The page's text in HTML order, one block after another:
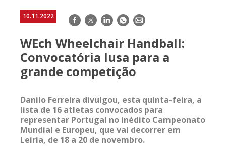
10.11.2022 Facebook
TwitterLinkedInWhatsApp
E-
WEch Wheelchair Handball:
Convocatória lusa para a
grande competição
Danilo Ferreira divulgou, esta quinta-feira, a
lista de 16 atletas convocados para
representar Portugal no inédito Campeonato
Mundial e Europeu, que vai decorrer em
Leiria, de 18 a 20 de novembro.